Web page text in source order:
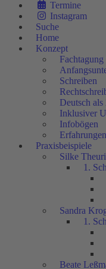
Termine
Instagram
Suche
Home
Konzept
Schreiben
Deutsch
Inklusiver
Infobögen
Praxisbeispiele
Silke
1.
Sandra
1.
Beate